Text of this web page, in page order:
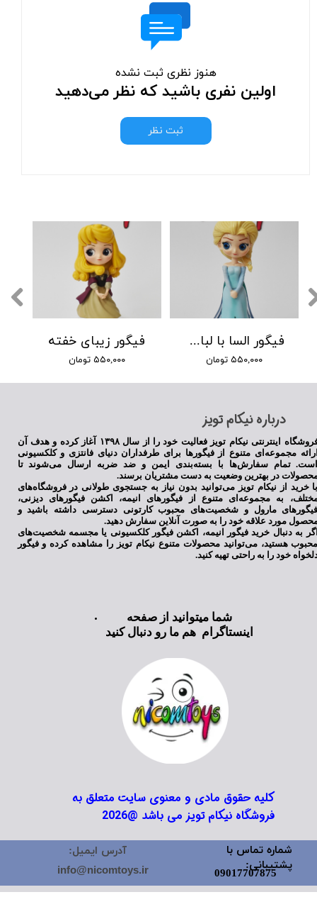
هنوز نظری ثبت نشده
اولین نفری باشید که نظر می‌دهید
ثبت نظر
فیگور زیبای خفته
۵۵۰,۰۰۰ تومان
فیگور السا با لباس آبی
۵۵۰,۰۰۰ تومان
​درباره نیکام تویز
فروشگاه اینترنتی نیکام تویز فعالیت خود را از سال ۱۳۹۸ آغاز کرده و هدف آن
مجموعه‌ای متنوع از فیگورها برای طرفداران دنیای فانتزی و کلکسیونی
تمام سفارش‌ها با بسته‌بندی ایمن و ضد ضربه ارسال می‌شوند تا
در بهترین وضعیت به دست مشتریان برسند.
خرید از نیکام تویز می‌توانید بدون نیاز به جستجوی طولانی در فروشگاه‌های
به مجموعه‌ای متنوع از فیگورهای انیمه، اکشن فیگورهای دیزنی،
مارول و شخصیت‌های محبوب کارتونی دسترسی داشته باشید و
مورد علاقه خود را به صورت آنلاین سفارش دهید.
به دنبال خرید فیگور انیمه، اکشن فیگور کلکسیونی یا مجسمه شخصیت‌های
هستید، می‌توانید محصولات متنوع نیکام تویز را مشاهده کرده و فیگور
خود را به راحتی تهیه کنید.
فروشگاه نیکام تویز می باشد @2026
شما میتوانید از صفحه
اینستاگرام هم ما رو دنبال کنید
شماره تماس با
پشتیبانی:
09017707875
آدرس ایمیل:
info@nicomtoys.ir